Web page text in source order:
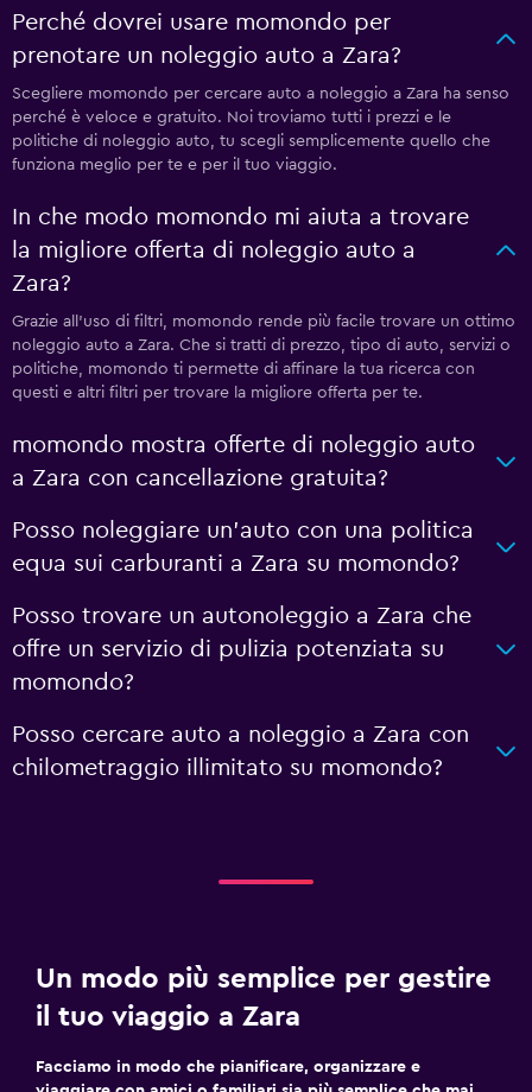
Perché dovrei usare momondo per
prenotare un noleggio auto a Zara?
Scegliere momondo per cercare auto a noleggio a Zara ha senso
perché è veloce e gratuito. Noi troviamo tutti i prezzi e le
politiche di noleggio auto, tu scegli semplicemente quello che
funziona meglio per te e per il tuo viaggio.
In che modo momondo mi aiuta a trovare
la migliore offerta di noleggio auto a
Zara?
Grazie all'uso di filtri, momondo rende più facile trovare un ottimo
noleggio auto a Zara. Che si tratti di prezzo, tipo di auto, servizi o
politiche, momondo ti permette di affinare la tua ricerca con
questi e altri filtri per trovare la migliore offerta per te.
momondo mostra offerte di noleggio auto
a Zara con cancellazione gratuita?
Posso noleggiare un'auto con una politica
equa sui carburanti a Zara su momondo?
Posso trovare un autonoleggio a Zara che
offre un servizio di pulizia potenziata su
momondo?
Posso cercare auto a noleggio a Zara con
chilometraggio illimitato su momondo?
Un modo più semplice per gestire
il tuo viaggio a Zara
Facciamo in modo che pianificare, organizzare e